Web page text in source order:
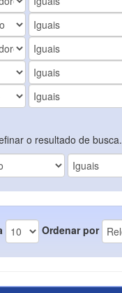
o resultado de busca.
Ordenar por